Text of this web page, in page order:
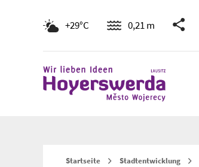
+29°C 0,21 m
Startseite Stadtentwicklung